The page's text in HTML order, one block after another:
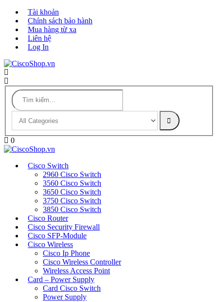
Tài khoản
Chính sách bảo hành
Mua hàng từ xa
Liên hệ
Log In
0
Cisco Switch
2960 Cisco Switch
3560 Cisco Switch
3650 Cisco Switch
3750 Cisco Switch
3850 Cisco Switch
Cisco Router
Cisco Security Firewall
Cisco SFP-Module
Cisco Wireless
Cisco Ip Phone
Cisco Wireless Controller
Wireless Access Point
Card – Power Supply
Card Cisco Switch
Power Supply